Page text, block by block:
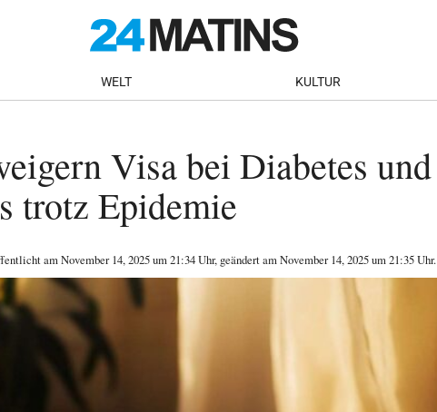
WELT KULTUR
Visa bei Diabetes und
trotz Epidemie
amNovember 14, 2025um 21:34 Uhr, geändert am November 14, 2025 um 21:35 Uhr.